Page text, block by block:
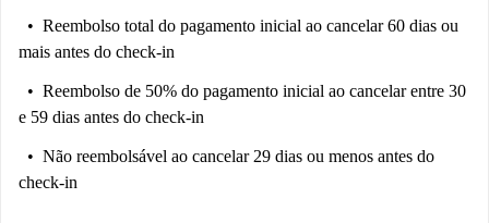
Reembolso total do pagamento inicial ao cancelar 60 dias ou
mais antes do check-in
Reembolso de 50% do pagamento inicial ao cancelar entre 30
e 59 dias antes do check-in
Não reembolsável ao cancelar 29 dias ou menos antes do
check-in